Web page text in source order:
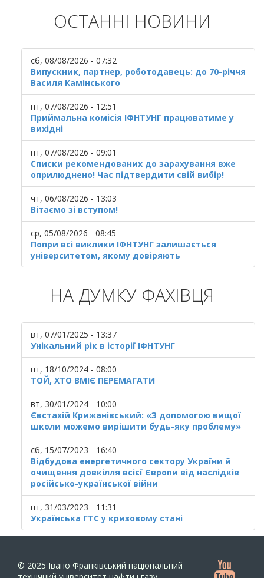
ОСТАННІ НОВИНИ
сб, 08/08/2026 - 07:32
Випускник, партнер, роботодавець: до 70-річчя
Василя Камінського
пт, 07/08/2026 - 12:51
Приймальна комісія ІФНТУНГ працюватиме у
вихідні
пт, 07/08/2026 - 09:01
Списки рекомендованих до зарахування вже
оприлюднено! Час підтвердити свій вибір!
чт, 06/08/2026 - 13:03
Вітаємо зі вступом!
ср, 05/08/2026 - 08:45
Попри всі виклики ІФНТУНГ залишається
університетом, якому довіряють
НА ДУМКУ ФАХІВЦЯ
вт, 07/01/2025 - 13:37
Унікальний рік в історії ІФНТУНГ
пт, 18/10/2024 - 08:00
ТОЙ, ХТО ВМІЄ ПЕРЕМАГАТИ
вт, 30/01/2024 - 10:00
Євстахій Крижанівський: «З допомогою вищої
школи можемо вирішити будь-яку проблему»
сб, 15/07/2023 - 16:40
Відбудова енергетичного сектору України й
очищення довкілля всієї Європи від наслідків
російсько-української війни
пт, 31/03/2023 - 11:31
Українська ГТС у кризовому стані
© 2025 Івано Франківський національний